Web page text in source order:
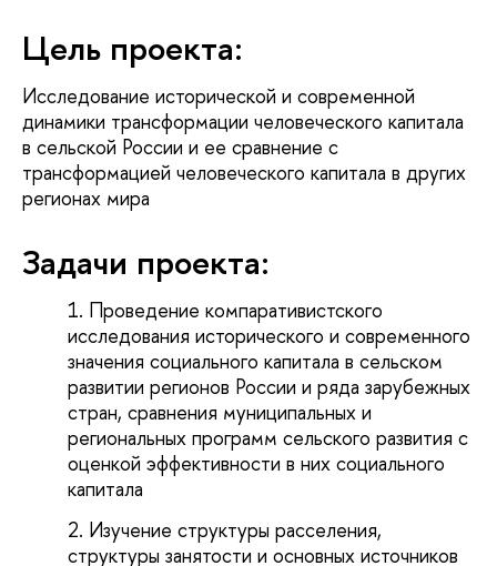
Цель проекта:
Исследование исторической и современной
динамики трансформации человеческого капитала
в сельской России и ее сравнение с
трансформацией человеческого капитала в других
регионах мира
Задачи проекта:
Проведение компаративистского
исследования исторического и современного
значения социального капитала в сельском
развитии регионов России и ряда зарубежных
стран, сравнения муниципальных и
региональных программ сельского развития с
оценкой эффективности в них социального
капитала
Изучение структуры расселения,
структуры занятости и основных источников